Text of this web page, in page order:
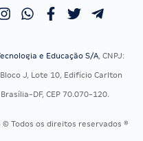
Calendário OAB
e Educação S/A, CNPJ:
J, Lote 10, Edifício Carlton
DF, CEP 70.070-120.
© Todos os direitos reservados ®